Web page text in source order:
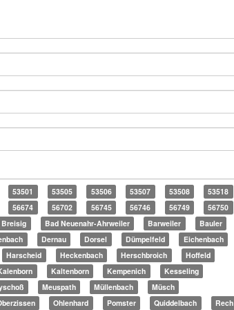
53501 53505 53506 53507 53508
53518
56674 56702 56745 56746 56749
56750
Breisig Bad Neuenahr-Ahrweiler Barweiler
Bauler
Dernau Dorsel Dümpelfeld
Eichenbach
Harscheid Heckenbach Herschbroich
Hoffeld
Kaltenborn Kempenich
Kesseling
Meuspath Müllenbach
Müsch
Ohlenhard Pomster Quiddelbach Rech